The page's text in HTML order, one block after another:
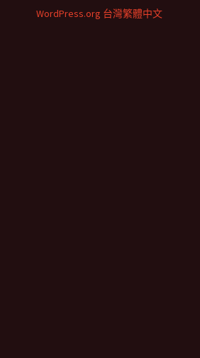
WordPress.org 台灣繁體中文